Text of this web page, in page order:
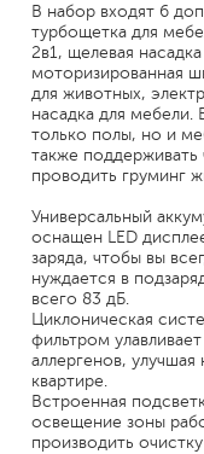
В набор входят 6
турбощетка для
2в1, щелевая
моторизированная
для животных,
насадка для мебели.
только полы, но и
также поддерживать
проводить груминг
Универсальный
оснащен LED
заряда, чтобы вы
нуждается в
всего 83 дБ.
Циклоническая
фильтром
аллергенов, улучшая
квартире.
Встроенная
освещение зоны
производить